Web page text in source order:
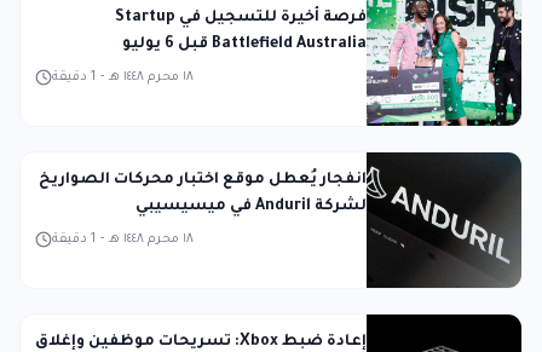
فرصة أخيرة للتسجيل في Startup
Battlefield Australia قبل 6 يوليو
1 دقيقة - ١٨ محرم ١٤٤٨ هـ
انفجار يُعطل موقع اختبار محركات الصواريخ
لشركة Anduril في ميسيسيبي
1 دقيقة - ١٨ محرم ١٤٤٨ هـ
إعادة ضبط Xbox: تسريحات موظفين وإغلاق